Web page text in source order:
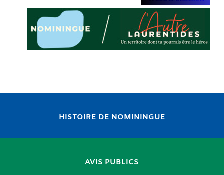
HISTOIRE DE NOMININGUE
AVIS PUBLICS